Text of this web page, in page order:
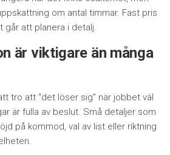
om antal timmar. Fast pris
går att planera i detalj.
är viktigare än många
tro att “det löser sig” när jobbet väl
är fulla av beslut. Små detaljer som
på kommod, val av list eller riktning